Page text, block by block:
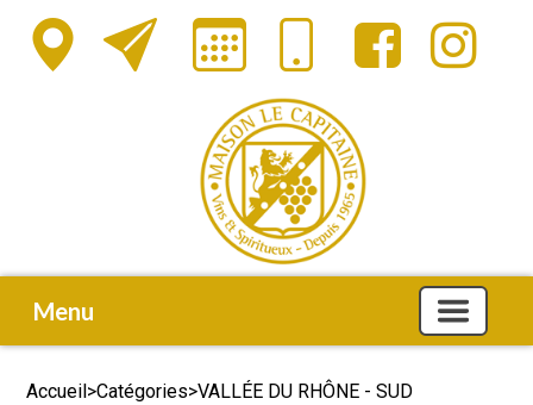
Menu
Accueil>Catégories>VALLÉE DU RHÔNE - SUD